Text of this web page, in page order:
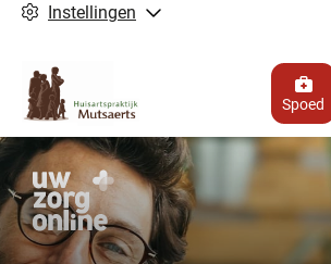
Instellingen
Spoed